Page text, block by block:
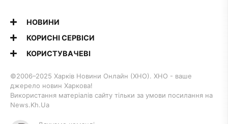
НОВИНИ
КОРИСНІ СЕРВІСИ
КОРИСТУВАЧЕВІ
©2006–2025 Харків Новини Онлайн (ХНО). ХНО - ваше
джерело новин Харкова!
Використання матеріалів сайту тільки за умови посилання на
News.Kh.Ua